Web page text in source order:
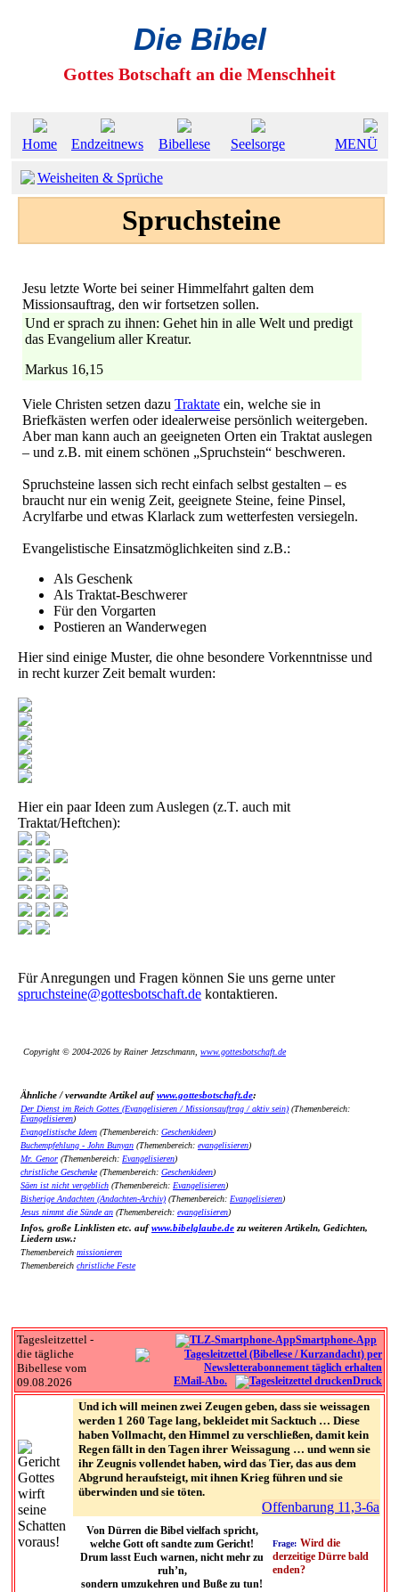
Die Bibel
Gottes Botschaft an die Menschheit
Home Endzeitnews Bibellese Seelsorge MENÜ
Weisheiten & Sprüche
Spruchsteine
Jesu letzte Worte bei seiner Himmelfahrt galten dem
Missionsauftrag, den wir fortsetzen sollen.
Und er sprach zu ihnen: Gehet hin in alle Welt und predigt
das Evangelium aller Kreatur.
Markus 16,15
Viele Christen setzen dazu Traktate ein, welche sie in
Briefkästen werfen oder idealerweise persönlich weitergeben.
Aber man kann auch an geeigneten Orten ein Traktat auslegen
– und z.B. mit einem schönen „Spruchstein“ beschweren.
Spruchsteine lassen sich recht einfach selbst gestalten – es
braucht nur ein wenig Zeit, geeignete Steine, feine Pinsel,
Acrylfarbe und etwas Klarlack zum wetterfesten versiegeln.
Evangelistische Einsatzmöglichkeiten sind z.B.:
Als Geschenk
Als Traktat-Beschwerer
Für den Vorgarten
Postieren an Wanderwegen
Hier sind einige Muster, die ohne besondere Vorkenntnisse und
in recht kurzer Zeit bemalt wurden:
Hier ein paar Ideen zum Auslegen (z.T. auch mit
Traktat/Heftchen):
Für Anregungen und Fragen können Sie uns gerne unter
spruchsteine@gottesbotschaft.de kontaktieren.
Copyright © 2004-2026 by Rainer Jetzschmann, www.gottesbotschaft.de
Ähnliche / verwandte Artikel aufwww.gottesbotschaft.de:
Der Dienst im Reich Gottes (Evangelisieren / Missionsauftrag / aktiv sein) (Themenbereich:
Evangelisieren)
Evangelistische Ideen (Themenbereich: Geschenkideen)
Buchempfehlung - John Bunyan (Themenbereich: evangelisieren)
Mr. Genor (Themenbereich: Evangelisieren)
christliche Geschenke(Themenbereich: Geschenkideen)
Säen ist nicht vergeblich (Themenbereich: Evangelisieren)
Bisherige Andachten (Andachten-Archiv) (Themenbereich: Evangelisieren)
Jesus nimmt die Sünde an (Themenbereich: evangelisieren)
Infos, große Linklisten etc. aufwww.bibelglaube.de zu weiteren Artikeln, Gedichten,
Liedern usw.:
Themenbereich missionieren
Themenbereich christliche Feste
Tagesleitzettel -
die tägliche
Bibellese vom
09.08.2026
Smartphone-App
EMail-Abo. Druck
Und ich will meinen zwei Zeugen geben, dass sie weissagen
werden 1 260 Tage lang, bekleidet mit Sacktuch … Diese
haben Vollmacht, den Himmel zu verschließen, damit kein
Regen fällt in den Tagen ihrer Weissagung … und wenn sie
ihr Zeugnis vollendet haben, wird das Tier, das aus dem
Abgrund heraufsteigt, mit ihnen Krieg führen und sie
überwinden und sie töten.
Offenbarung 11,3-6a
Von Dürren die Bibel vielfach spricht,
welche Gott oft sandte zum Gericht!
Drum lasst Euch warnen, nicht mehr zu
ruh’n,
sondern umzukehren und Buße zu tun!
Frage: Wird die
derzeitige Dürre bald
enden?